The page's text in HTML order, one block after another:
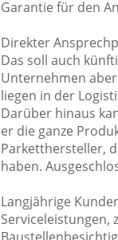
Garantie für den
Direkter
Das soll auch
Unternehmen
liegen in der
Darüber hinaus
er die ganze
Parketthersteller,
haben.
Langjährige
Serviceleistungen,